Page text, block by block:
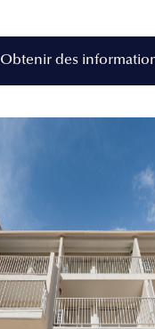
Obtenir des